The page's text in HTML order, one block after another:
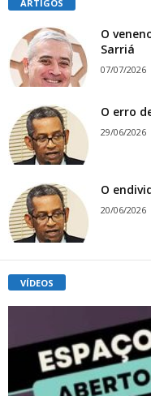
ARTIGOS
O
Sarriá
07/07/2026
O erro
29/06/2026
O
20/06/2026
VÍDEOS